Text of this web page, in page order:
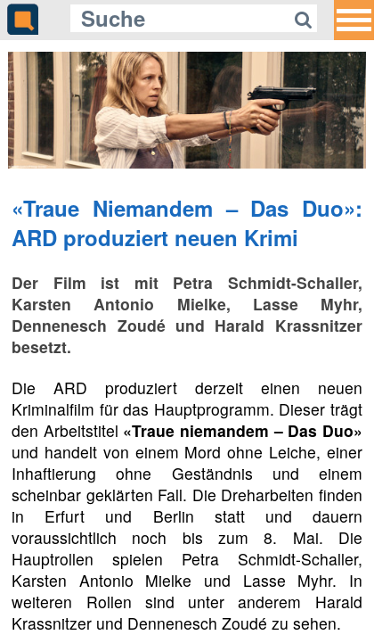
«Traue Niemandem – Das Duo»:
ARD produziert neuen Krimi
Der Film ist mit Petra Schmidt-Schaller,
Karsten Antonio Mielke, Lasse Myhr,
Dennenesch Zoudé und Harald Krassnitzer
besetzt.
Die ARD produziert derzeit einen neuen
Kriminalfilm für das Hauptprogramm. Dieser trägt
den Arbeitstitel «Traue niemandem – Das Duo»
und handelt von einem Mord ohne Leiche, einer
Inhaftierung ohne Geständnis und einem
scheinbar geklärten Fall. Die Dreharbeiten finden
in Erfurt und Berlin statt und dauern
voraussichtlich noch bis zum 8. Mai. Die
Hauptrollen spielen Petra Schmidt-Schaller,
Karsten Antonio Mielke und Lasse Myhr. In
weiteren Rollen sind unter anderem Harald
Krassnitzer und Dennenesch Zoudé zu sehen.